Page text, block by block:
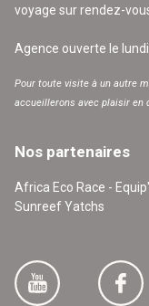
voyage sur rendez-
Agence ouverte le
Pour toute visite à un autre
accueillerons avec plaisir en
Nos partenaires
Africa Eco Race -
Sunreef Yatchs